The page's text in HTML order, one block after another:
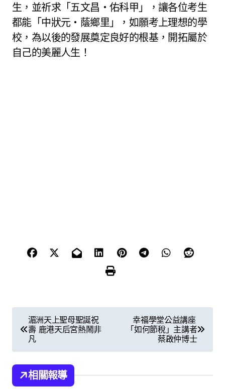
生，並祈求「五文昌‧佑科甲」，讓各位考生
都能「中狀元‧蔭鄉里」，如願考上理想的學
校，為以後的發展奠定良好的根基，開拓屬於
自己的美麗人生！
章
導
覽
湄洲天上聖母聖誕祝
壽 鹿港天后宮熱鬧非
凡
幸福學堂公益講座
「如何節稅」主講者
蔡啟仲博士
相關報導